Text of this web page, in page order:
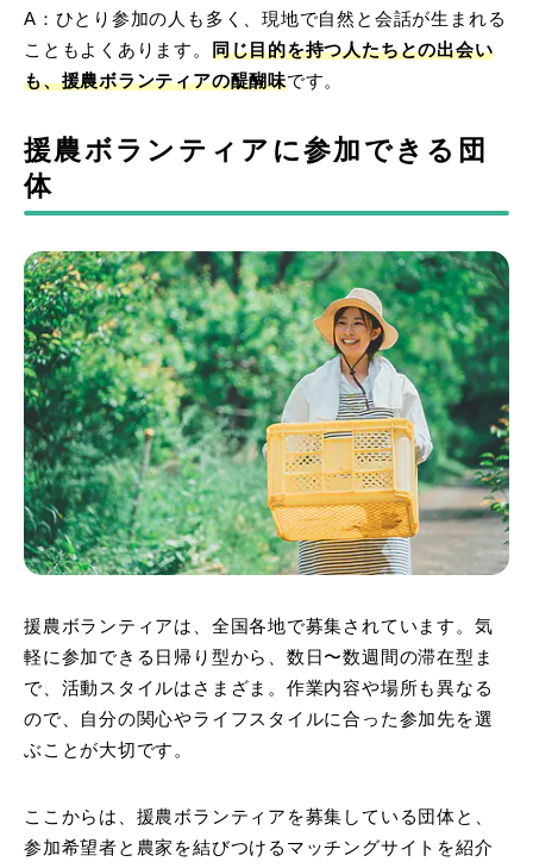
A：ひとり参加の人も多く、現地で自然と会話が生まれる
こともよくあります。 同じ目的を持つ人たちとの出会い
も、援農ボランティアの醍醐味です。
援農ボランティアに参加できる団
体
援農ボランティアは、全国各地で募集されています。気
軽に参加できる日帰り型から、数日〜数週間の滞在型ま
で、活動スタイルはさまざま。作業内容や場所も異なる
ので、自分の関心やライフスタイルに合った参加先を選
ぶことが大切です。
ここからは、援農ボランティアを募集している団体と、
参加希望者と農家を結びつけるマッチングサイトを紹介